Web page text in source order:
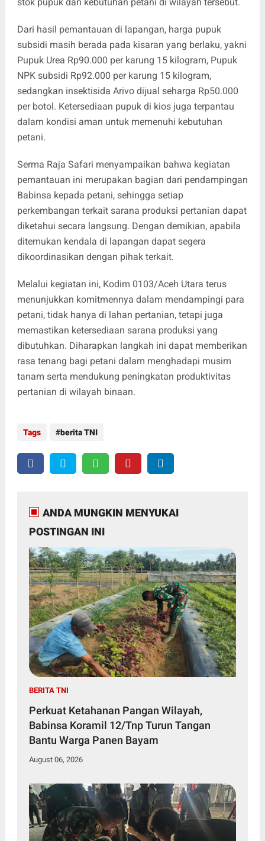
Dari hasil pemantauan di lapangan, harga pupuk
subsidi masih berada pada kisaran yang berlaku, yakni
Pupuk Urea Rp90.000 per karung 15 kilogram, Pupuk
NPK subsidi Rp92.000 per karung 15 kilogram,
sedangkan insektisida Arivo dijual seharga Rp50.000
per botol. Ketersediaan pupuk di kios juga terpantau
dalam kondisi aman untuk memenuhi kebutuhan
petani.
Serma Raja Safari menyampaikan bahwa kegiatan
pemantauan ini merupakan bagian dari pendampingan
Babinsa kepada petani, sehingga setiap
perkembangan terkait sarana produksi pertanian dapat
diketahui secara langsung. Dengan demikian, apabila
ditemukan kendala di lapangan dapat segera
dikoordinasikan dengan pihak terkait.
Melalui kegiatan ini, Kodim 0103/Aceh Utara terus
menunjukkan komitmennya dalam mendampingi para
petani, tidak hanya di lahan pertanian, tetapi juga
memastikan ketersediaan sarana produksi yang
dibutuhkan. Diharapkan langkah ini dapat memberikan
rasa tenang bagi petani dalam menghadapi musim
tanam serta mendukung peningkatan produktivitas
pertanian di wilayah binaan.
Tags berita TNI
ANDA MUNGKIN MENYUKAI
POSTINGAN INI
BERITA TNI
Perkuat Ketahanan Pangan Wilayah,
Babinsa Koramil 12/Tnp Turun Tangan
Bantu Warga Panen Bayam
August 06, 2026